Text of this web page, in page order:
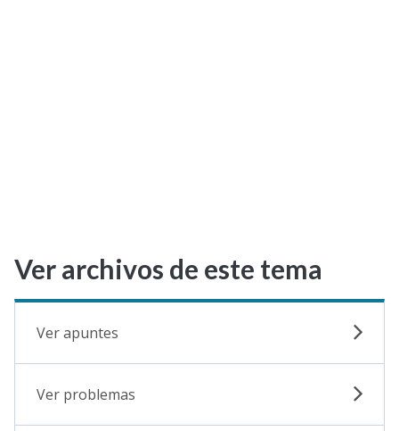
Ver archivos de este tema
Ver apuntes
Ver problemas